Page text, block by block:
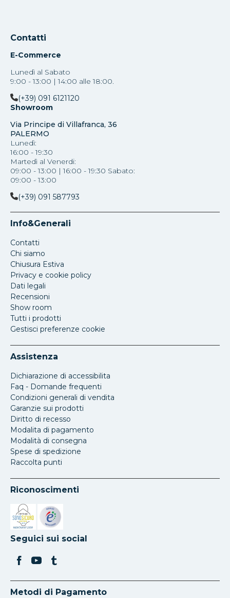
Contatti
E-Commerce
Lunedì al Sabato
9:00 - 13:00 | 14:00 alle 18:00.
(+39) 091 6121120
Showroom
Via Principe di Villafranca, 36
PALERMO
Lunedì:
16:00 - 19:30
Martedì al Venerdi:
09:00 - 13:00 | 16:00 - 19:30 Sabato:
09:00 - 13:00
(+39) 091 587793
Info&Generali
Contatti
Chi siamo
Chiusura Estiva
Privacy e cookie policy
Dati legali
Recensioni
Show room
Tutti i prodotti
Gestisci preferenze cookie
Assistenza
Dichiarazione di accessibilita
Faq - Domande frequenti
Condizioni generali di vendita
Garanzie sui prodotti
Diritto di recesso
Modalita di pagamento
Modalità di consegna
Spese di spedizione
Raccolta punti
Riconoscimenti
Si apre in una nuova scheda
Si apre in una nuova scheda
Seguici sui social
Metodi di Pagamento